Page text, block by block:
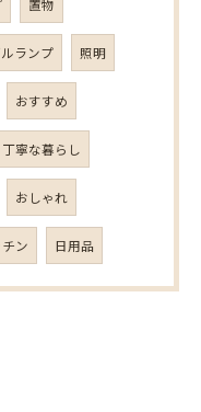
ランプ 照明
おすすめ
丁寧な暮らし
おしゃれ
ン 日用品